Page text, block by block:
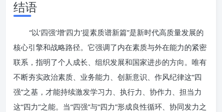
结语
“以‘四强’增‘四力’提素质谱新篇”是新时代高质量发展的
核心引擎和战略路径。它强调了内在素质与外在能力的紧密
联系，指明了个人成长、组织发展和国家进步的方向。唯有
不断夯实政治素质、业务能力、创新意识、作风纪律这“四
强”之基，才能持续激发学习力、执行力、协作力、担当力
这“四力”之能。当“四强”与“四力”形成良性循环、协同发力之